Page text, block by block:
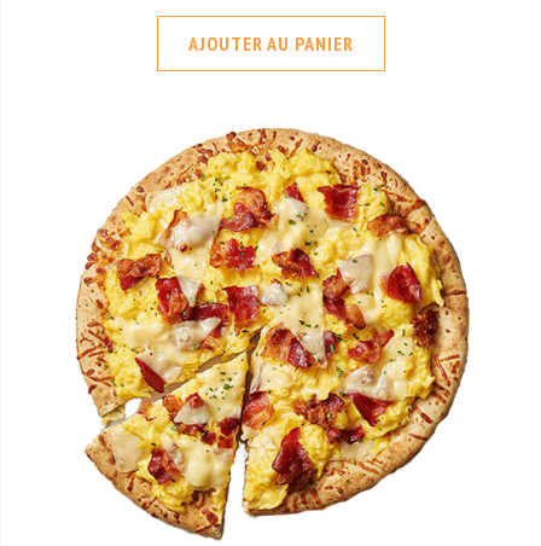
AJOUTER AU PANIER